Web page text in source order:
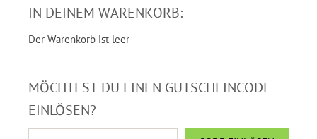
IN DEINEM WARENKORB:
Der Warenkorb ist leer
MÖCHTEST DU EINEN GUTSCHEINCODE
EINLÖSEN?